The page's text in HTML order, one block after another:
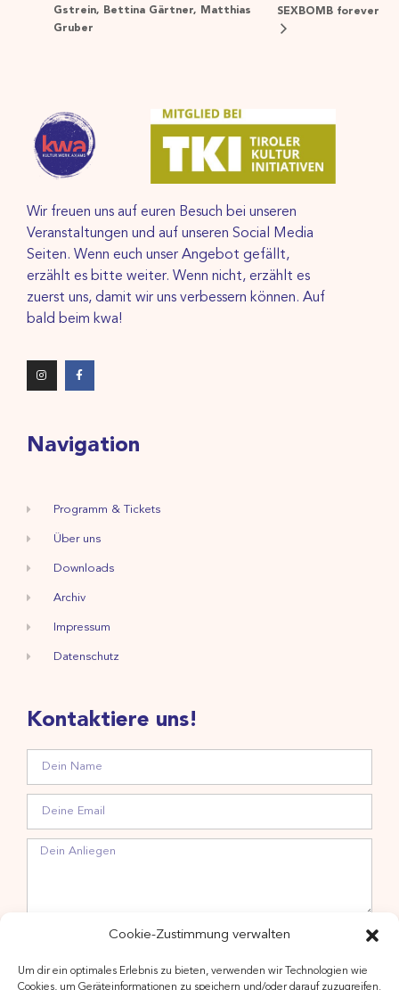
Cookie-Zustimmung verwalten
Um dir ein optimales Erlebnis zu bieten, verwenden wir Technologien wie
Cookies, um Geräteinformationen zu speichern und/oder darauf zuzugreifen.
Gstrein, Bettina Gärtner, Matthias
Gruber
SEXBOMB forever
Wir freuen uns auf euren Besuch bei unseren
Veranstaltungen und auf unseren Social Media
Seiten. Wenn euch unser Angebot gefällt,
erzählt es bitte weiter. Wenn nicht, erzählt es
zuerst uns, damit wir uns verbessern können. Auf
bald beim kwa!
Navigation
Programm & Tickets
Über uns
Downloads
Archiv
Impressum
Datenschutz
Kontaktiere uns!
Hiermit stimme ich der Verarbeitung meiner Daten zwecks